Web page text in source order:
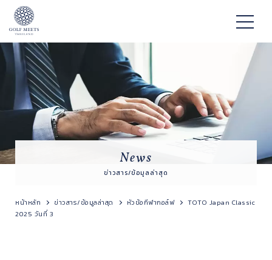
News
ข่าวสาร/ข้อมูลล่าสุด
หน้าหลัก ข่าวสาร/ข้อมูลล่าสุด หัวข้อกีฬากอล์ฟ
TOTO Japan Classic
2025 วันที่ 3